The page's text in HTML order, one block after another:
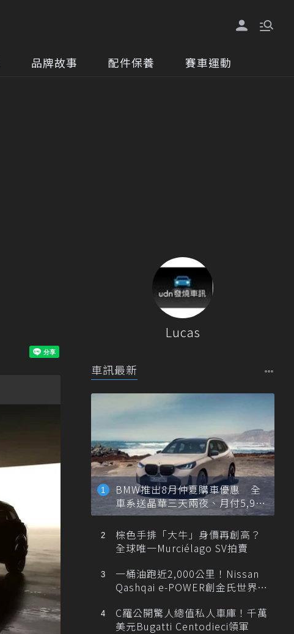
品牌故事 配件保養 賽車運動
Lucas
車訊最新
BMW推出8月仲夏購車優惠 全
車系送晶華三天兩夜、月付5,900
元起
棕色手排「大牛」身價再創高？
全球唯一Murciélago SV拍賣
一桶油跑近2,000公里！Nissan
Qashqai e-POWER創金氏世界紀
C羅公開驚人總值私人車庫！千萬
美元Bugatti Centodieci領軍